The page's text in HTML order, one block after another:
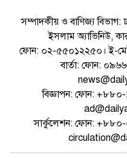
সম্পাদকীয় ও বাণিজ্য বিভাগ:
ইসলাম অ্যাভিনিউ,
ফোন: ০২-৫৫০১২২৫০। ই-
বার্তা: ফোন:
বিজ্ঞাপন: ফোন:
সার্কুলেশন: ফোন: